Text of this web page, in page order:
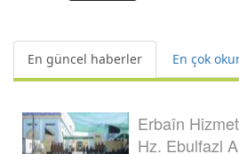
En güncel haberler En çok
Erbaîn
Hz. Ebulfazl